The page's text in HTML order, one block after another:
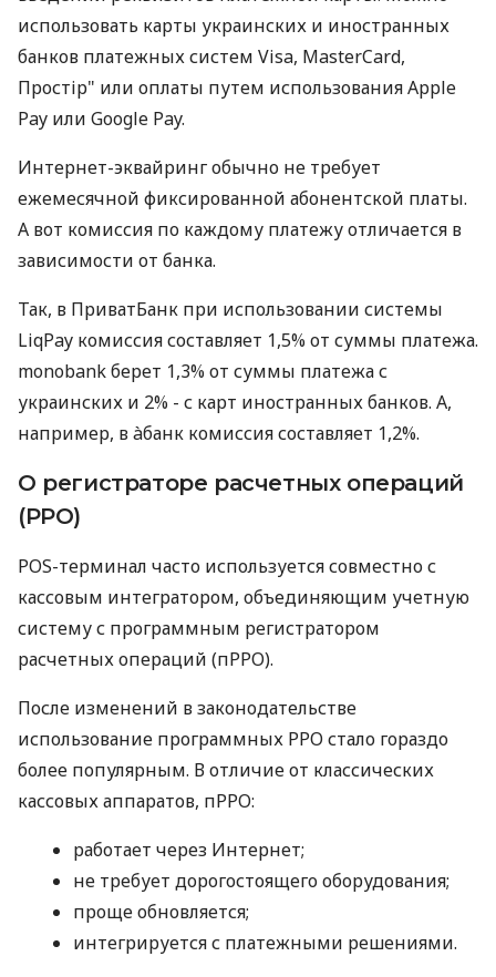
использовать карты украинских и иностранных
банков платежных систем Visa, MasterCard,
Простір" или оплаты путем использования Apple
Pay или Google Pay.
Интернет-эквайринг обычно не требует
ежемесячной фиксированной абонентской платы.
А вот комиссия по каждому платежу отличается в
зависимости от банка.
Так, в ПриватБанк при использовании системы
LiqPay комиссия составляет 1,5% от суммы платежа.
monobank берет 1,3% от суммы платежа с
украинских и 2% - с карт иностранных банков. А,
например, в àбанк комиссия составляет 1,2%.
О регистраторе расчетных операций
(РРО)
POS-терминал часто используется совместно с
кассовым интегратором, объединяющим учетную
систему с программным регистратором
расчетных операций (пРРО).
После изменений в законодательстве
использование программных РРО стало гораздо
более популярным. В отличие от классических
кассовых аппаратов, пРРО:
работает через Интернет;
не требует дорогостоящего оборудования;
проще обновляется;
интегрируется с платежными решениями.